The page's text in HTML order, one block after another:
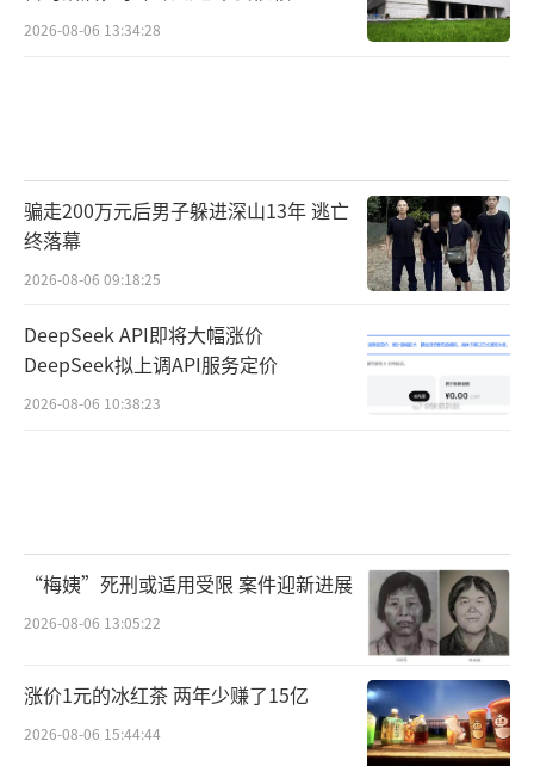
馏技术
2026-08-06 13:34:28
骗走200万元后男子躲进深山13年 逃亡
终落幕
2026-08-06 09:18:25
DeepSeek API即将大幅涨价
DeepSeek拟上调API服务定价
2026-08-06 10:38:23
“梅姨”死刑或适用受限 案件迎新进展
2026-08-06 13:05:22
涨价1元的冰红茶 两年少赚了15亿
2026-08-06 15:44:44